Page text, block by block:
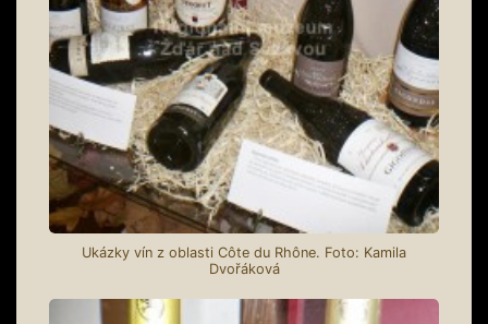
Ukázky vín z oblasti Côte du Rhône. Foto: Kamila
Dvořáková